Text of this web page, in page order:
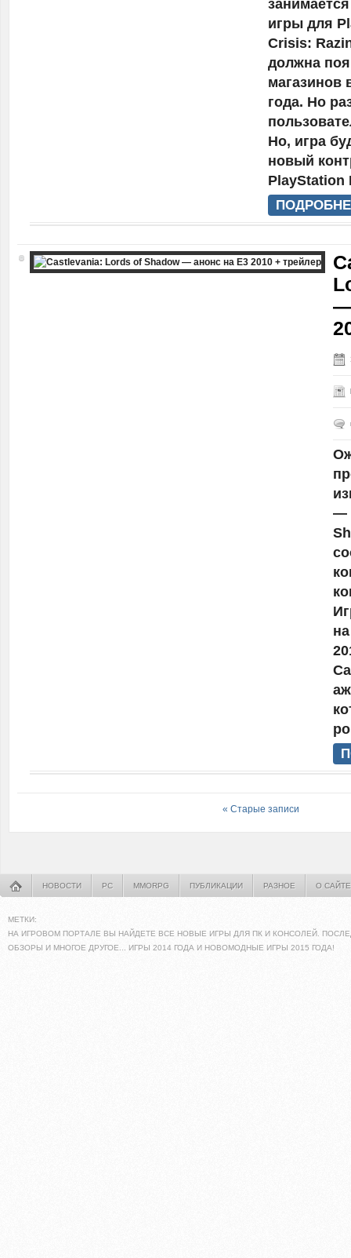
игры для
Crisis:
должна
магазинов
года. Но
Но, игра
новый
—
—
« Старые записи
НОВОСТИ PC MMORPG ПУБЛИКАЦИИ РАЗНОЕ О САЙТЕ
МЕТКИ:
НА ИГРОВОМ ПОРТАЛЕ ВЫ НАЙДЕТЕ ВСЕ НОВЫЕ ИГРЫ ДЛЯ ПК И КОНСОЛЕЙ.
ОБЗОРЫ И МНОГОЕ ДРУГОЕ... ИГРЫ 2014 ГОДА И НОВОМОДНЫЕ ИГРЫ 2015 ГОДА!